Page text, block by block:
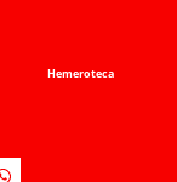
Hemeroteca